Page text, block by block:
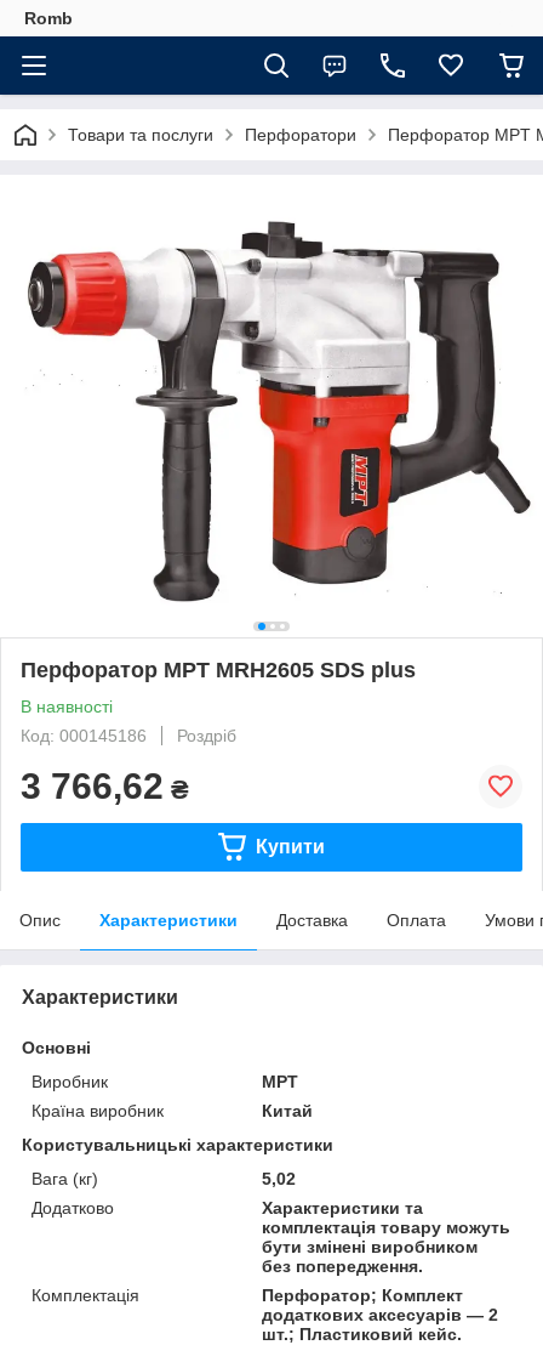
Romb
Товари та послуги Перфоратори Перфоратор MPT
Перфоратор MPT MRH2605 SDS plus
В наявності
Код: 000145186
Роздріб
3 766,62 ₴
Купити
Опис Характеристики Доставка Оплата Умови
Характеристики
Основні
Виробник
MPT
Країна виробник
Китай
Користувальницькі характеристики
Вага (кг)
5,02
Додатково
Характеристики та
комплектація товару можуть
бути змінені виробником
без попередження.
Комплектація
Перфоратор; Комплект
додаткових аксесуарів — 2
шт.; Пластиковий кейс.